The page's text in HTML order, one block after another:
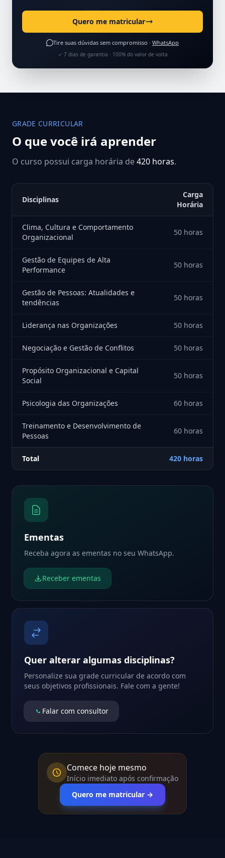
Quero me matricular
Tire suas dúvidas sem compromisso · WhatsApp
✓ 7 dias de garantia · 100% do valor de volta
GRADE CURRICULAR
O que você irá aprender
O curso possui carga horária de420 horas.
Disciplinas
Carga
Horária
Clima, Cultura e Comportamento
Organizacional
50 horas
Gestão de Equipes de Alta
Performance
50 horas
Gestão de Pessoas: Atualidades e
tendências
50 horas
Liderança nas Organizações 50 horas
Negociação e Gestão de Conflitos 50 horas
Propósito Organizacional e Capital
Social
50 horas
Psicologia das Organizações 60 horas
Treinamento e Desenvolvimento de
Pessoas
60 horas
Total 420 horas
Ementas
Receba agora as ementas no seu WhatsApp.
Receber ementas
Quer alterar algumas disciplinas?
Personalize sua grade curricular de acordo com
seus objetivos profissionais. Fale com a gente!
Falar com consultor
Comece hoje mesmo
Início imediato após confirmação
Quero me matricular →